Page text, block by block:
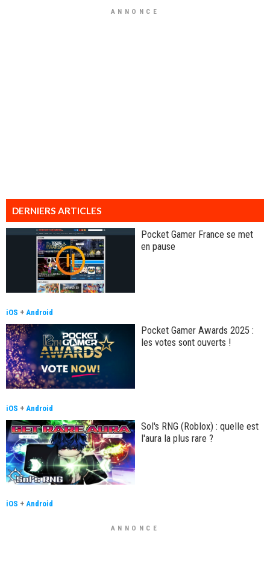
ANNONCE
DERNIERS ARTICLES
Pocket Gamer France se met
en pause
iOS + Android
Pocket Gamer Awards 2025 :
les votes sont ouverts !
iOS + Android
Sol's RNG (Roblox) : quelle est
l'aura la plus rare ?
iOS + Android
ANNONCE